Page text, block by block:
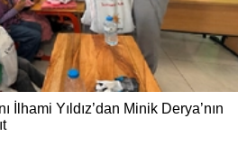
İlhami Yıldız’dan Minik Derya’nın